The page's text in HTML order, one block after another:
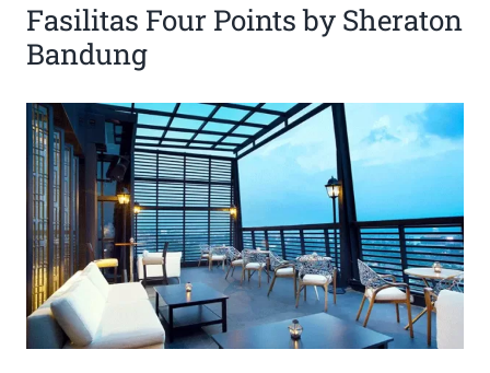
Fasilitas Four Points by Sheraton
Bandung